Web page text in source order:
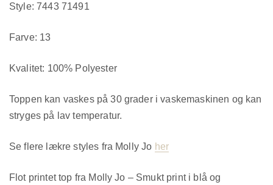
Style: 7443 71491
Farve: 13
Kvalitet: 100% Polyester
Toppen kan vaskes på 30 grader i vaskemaskinen og kan
stryges på lav temperatur.
Se flere lækre styles fra Molly Jo her
Flot printet top fra Molly Jo – Smukt print i blå og